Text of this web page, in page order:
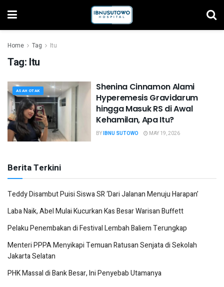
Home Tag Itu
Tag: Itu
ASAH OTAK
Shenina Cinnamon Alami
Hyperemesis Gravidarum
hingga Masuk RS di Awal
Kehamilan, Apa Itu?
BYIBNU SUTOWO MAY 19, 2026
Berita Terkini
Teddy Disambut Puisi Siswa SR ‘Dari Jalanan Menuju Harapan’
Laba Naik, Abel Mulai Kucurkan Kas Besar Warisan Buffett
Pelaku Penembakan di Festival Lembah Baliem Terungkap
Menteri PPPA Menyikapi Temuan Ratusan Senjata di Sekolah
Jakarta Selatan
PHK Massal di Bank Besar, Ini Penyebab Utamanya